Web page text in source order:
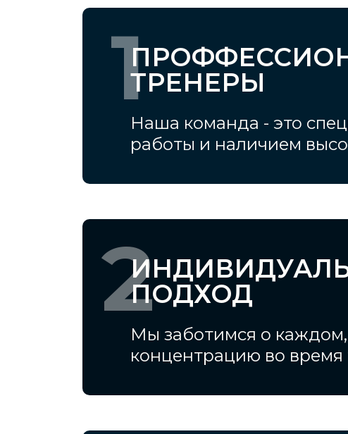
2
1
Наша команда - это
работы и наличием
ТРЕНЕРЫ
Мы заботимся о
концентрацию во время
ПОДХОД